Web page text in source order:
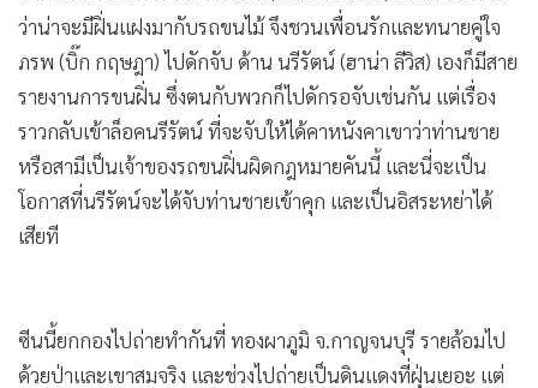
• จีน
• ชุมชน-คุณภาพชีวิต
• อาชญากรรม
• Motoring
• เกม
• วิทยาศาสตร์
•
อินโดจีน
• กองทุนรวม
ว่าน่าจะมีฝิ่นแฝงมากับรถขนไม้ จึงชวนเพื่อนรักและทนายคู่ใจ
ภรพ (บิ๊ก กฤษฎา) ไปดักจับ ด้าน นรีรัตน์ (ฮาน่า ลีวิส) เองก็มีสาย
รายงานการขนฝิ่น ซึ่งตนกับพวกก็ไปดักรอจับเช่นกัน แต่เรื่อง
ราวกลับเข้าล็อคนรีรัตน์ ที่จะจับให้ได้คาหนังคาเขาว่าท่านชาย
หรือสามีเป็นเจ้าของรถขนฝิ่นผิดกฎหมายคันนี้ และนี่จะเป็น
โอกาสที่นรีรัตน์จะได้จับท่านชายเข้าคุก และเป็นอิสระหย่าได้
เสียที
ซีนนี้ยกกองไปถ่ายทำกันที่ ทองผาภูมิ จ.กาญจนบุรี รายล้อมไป
ด้วยป่าและเขาสมจริง และช่วงไปถ่ายเป็นดินแดงที่ฝุ่นเยอะ แต่